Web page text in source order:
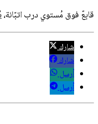
قابعٌ فوق مُستوي درب
شارك
شارك
أرسل
أرسل